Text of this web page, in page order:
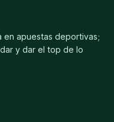
en apuestas deportivas;
y dar el top de lo